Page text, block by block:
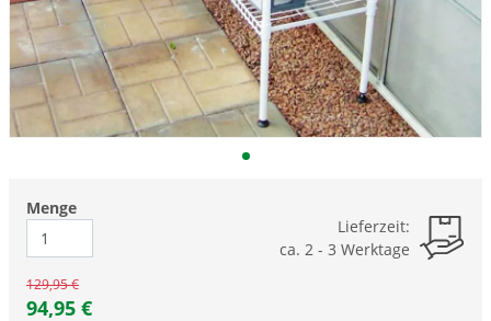
Menge
Lieferzeit:
ca. 2 - 3 Werktage
129,95 €
94,95 €